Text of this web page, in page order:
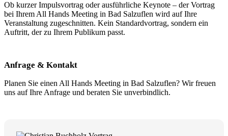
Ob kurzer Impulsvortrag oder ausführliche Keynote – der Vortrag
bei Ihrem All Hands Meeting in Bad Salzuflen wird auf Ihre
Veranstaltung zugeschnitten. Kein Standardvortrag, sondern ein
Auftritt, der zu Ihrem Publikum passt.
Anfrage & Kontakt
Planen Sie einen All Hands Meeting in Bad Salzuflen? Wir freuen
uns auf Ihre Anfrage und beraten Sie unverbindlich.